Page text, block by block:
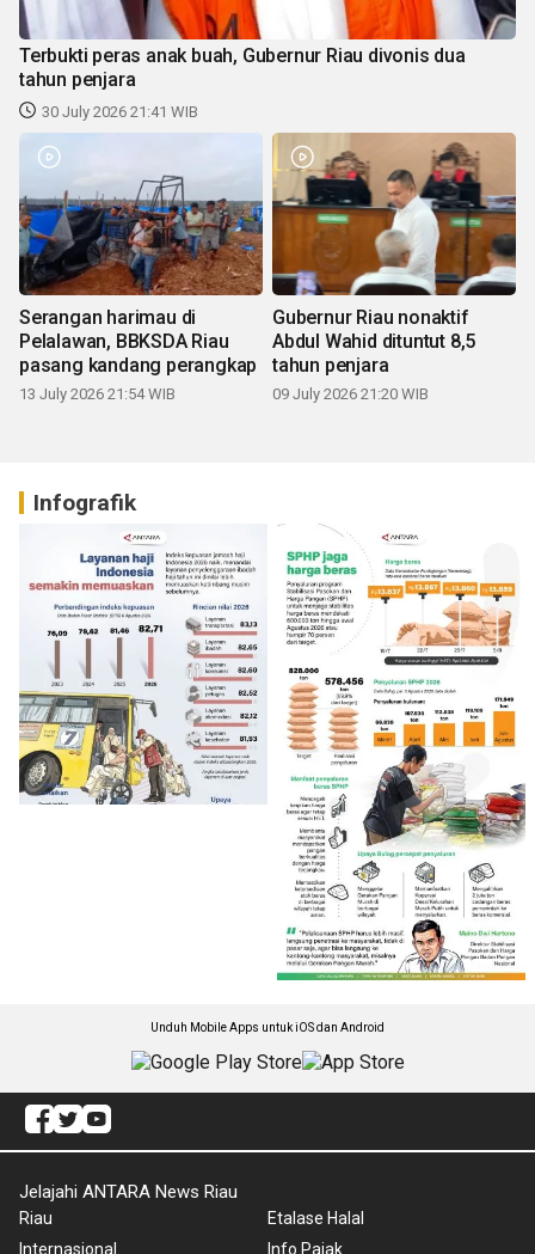
Terbukti peras anak buah, Gubernur Riau divonis dua
tahun penjara
30 July 2026 21:41 WIB
Serangan harimau di
Pelalawan, BBKSDA Riau
pasang kandang perangkap
13 July 2026 21:54 WIB
Gubernur Riau nonaktif
Abdul Wahid dituntut 8,5
tahun penjara
09 July 2026 21:20 WIB
Infografik
Unduh Mobile Apps untuk iOS dan Android
Jelajahi ANTARA News Riau
Riau
Internasional
Etalase Halal
Info Pajak